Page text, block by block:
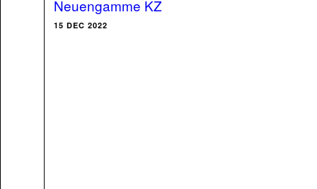
Neuengamme KZ
15 DEC 2022